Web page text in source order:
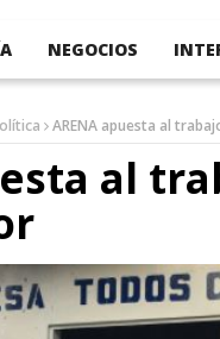
NEGOCIOS
ARENA apuesta al
al